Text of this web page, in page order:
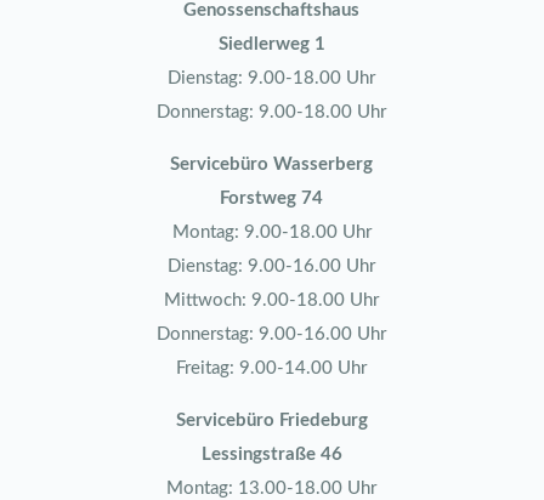
Genossenschaftshaus
Siedlerweg 1
Dienstag: 9.00-18.00 Uhr
Donnerstag: 9.00-18.00 Uhr
Servicebüro Wasserberg
Forstweg 74
Montag: 9.00-18.00 Uhr
Dienstag: 9.00-16.00 Uhr
Mittwoch: 9.00-18.00 Uhr
Donnerstag: 9.00-16.00 Uhr
Freitag: 9.00-14.00 Uhr
Servicebüro Friedeburg
Lessingstraße 46
Montag: 13.00-18.00 Uhr